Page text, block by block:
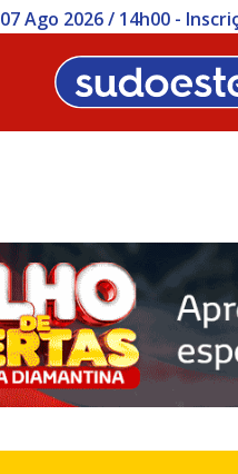
para concurso da